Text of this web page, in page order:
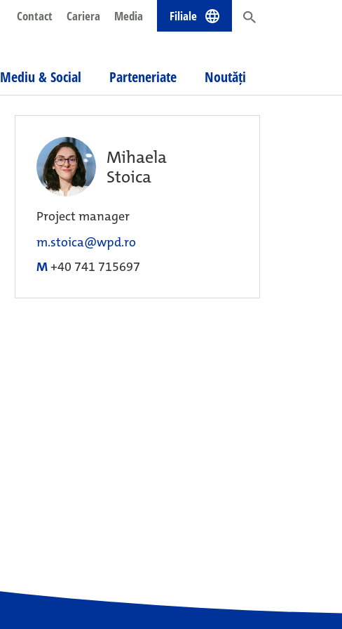
Contact Cariera Media Filiale
Mediu & Social Parteneriate Noutăți
Mihaela
Stoica
Project manager
m.stoica@wpd.ro
M+40 741 715697